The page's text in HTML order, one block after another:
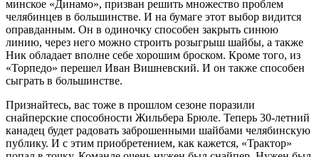
минское «Динамо», призван решить множество проблем
челябинцев в большинстве. И на бумаге этот выбор видится
оправданным. Он в одиночку способен закрыть синюю
линию, через него можно строить розыгрыш шайбы, а также
Ник обладает вполне себе хорошим броском. Кроме того, из
«Торпедо» перешел Иван Вишневский. И он также способен
сыграть в большинстве.
Признайтесь, вас тоже в прошлом сезоне поразили
снайперские способности Жильбера Брюле. Теперь 30-летний
канадец будет радовать заброшенными шайбами челябинскую
публику. И с этим приобретением, как кажется, «Трактор»